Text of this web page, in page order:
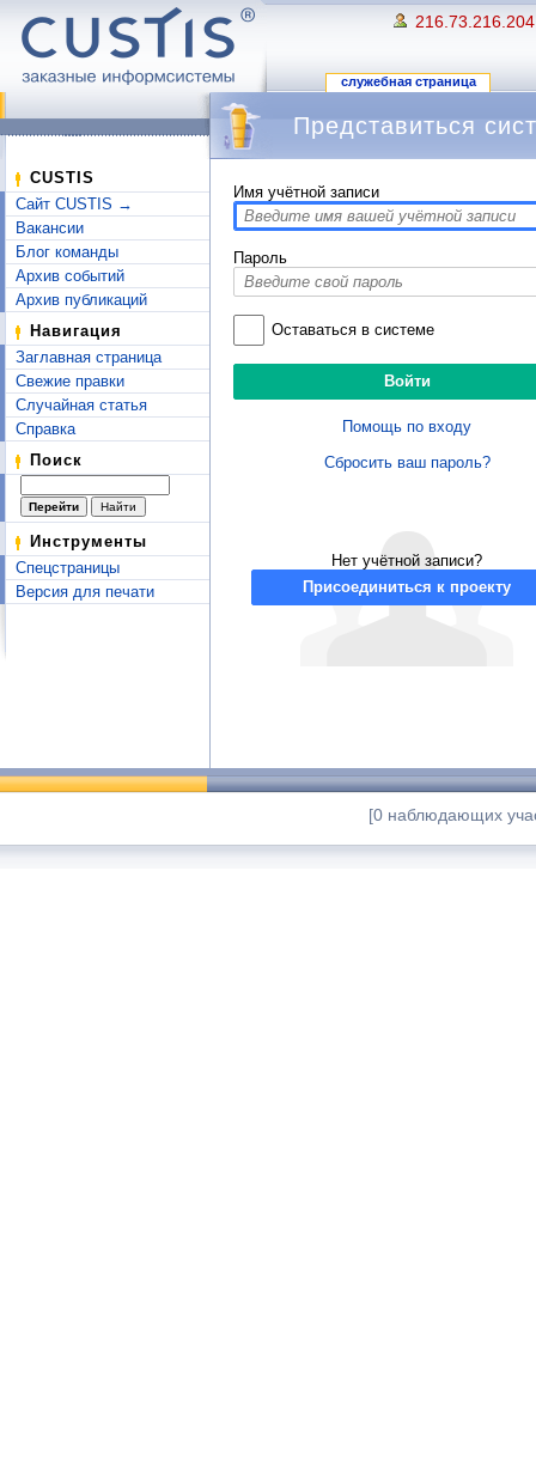
216.73.216.204
служебная страница
CUSTIS
Сайт CUSTIS →
Вакансии
Блог команды
Архив событий
Архив публикаций
Навигация
Заглавная страница
Свежие правки
Случайная статья
Справка
Поиск
Инструменты
Спецстраницы
Версия для печати
Представиться
Имя учётной записи
Пароль
Оставаться в системе
Помощь по входу
Сбросить ваш пароль?
Нет учётной записи?
Присоединиться к проекту
[0 наблюдающих